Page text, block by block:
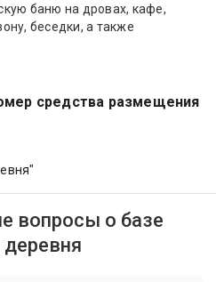
баню на дровах, кафе,
беседки, а также
средства размещения
вопросы о базе